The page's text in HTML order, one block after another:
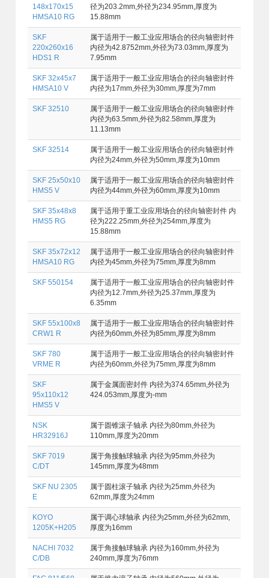
148x170x15
HMSA10 RG
径为203.2mm,外径为234.95mm,厚度为
15.88mm
SKF
220x260x16
HDS1 R
属于适用于一般工业应用场合的径向轴密封件
内径为42.8752mm,外径为73.03mm,厚度为
7.95mm
SKF 32x45x7
HMSA10 V
属于适用于一般工业应用场合的径向轴密封件
内径为17mm,外径为30mm,厚度为7mm
SKF 32510
属于适用于一般工业应用场合的径向轴密封件
内径为63.5mm,外径为82.58mm,厚度为
11.13mm
SKF 32514
属于适用于一般工业应用场合的径向轴密封件
内径为24mm,外径为50mm,厚度为10mm
SKF 25x50x10
HMS5 V
属于适用于一般工业应用场合的径向轴密封件
内径为44mm,外径为60mm,厚度为10mm
SKF 35x48x8
HMS5 RG
属于适用于重工业应用场合的径向轴密封件 内
径为222.25mm,外径为254mm,厚度为
15.88mm
SKF 35x72x12
HMSA10 RG
属于适用于一般工业应用场合的径向轴密封件
内径为45mm,外径为75mm,厚度为8mm
SKF 550154
属于适用于一般工业应用场合的径向轴密封件
内径为12.7mm,外径为25.37mm,厚度为
6.35mm
SKF 55x100x8
CRW1 R
属于适用于一般工业应用场合的径向轴密封件
内径为60mm,外径为85mm,厚度为8mm
SKF 780
VRME R
属于适用于一般工业应用场合的径向轴密封件
内径为60mm,外径为75mm,厚度为8mm
SKF
95x110x12
HMS5 V
属于金属面密封件 内径为374.65mm,外径为
424.053mm,厚度为-mm
NSK
HR32916J
属于圆锥滚子轴承 内径为80mm,外径为
110mm,厚度为20mm
SKF 7019
C/DT
属于角接触球轴承 内径为95mm,外径为
145mm,厚度为48mm
SKF NU 2305
E
属于圆柱滚子轴承 内径为25mm,外径为
62mm,厚度为24mm
KOYO
1205K+H205
属于调心球轴承 内径为25mm,外径为62mm,
厚度为16mm
NACHI 7032
C/DB
属于角接触球轴承 内径为160mm,外径为
240mm,厚度为76mm